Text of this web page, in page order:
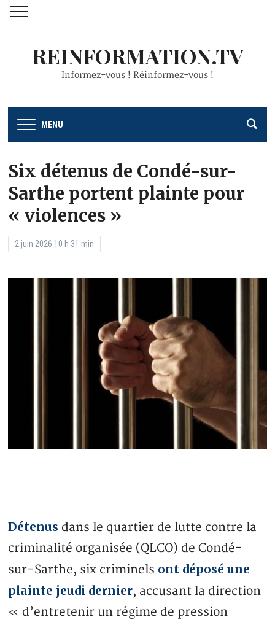
REINFORMATION.TV
Informez-vous ! Réinformez-vous !
MENU
Six détenus de Condé-sur-
Sarthe portent plainte pour
« violences »
2 juin 2026 10 h 31 min
Détenus dans le quartier de lutte contre la
criminalité organisée (QLCO) de Condé-
sur-Sarthe, six criminels ont déposé une
plainte jeudi dernier, accusant la direction
« d’entretenir un régime de pression